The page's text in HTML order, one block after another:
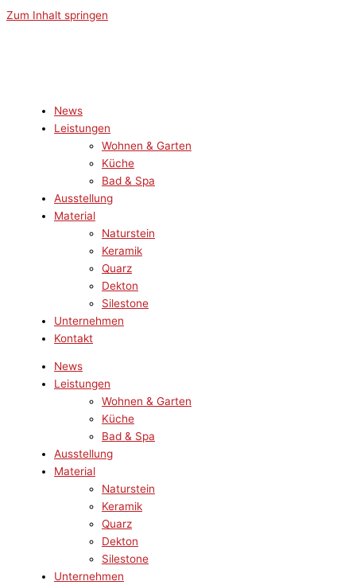
Zum Inhalt springen
News
Leistungen
Wohnen & Garten
Küche
Bad & Spa
Ausstellung
Material
Naturstein
Keramik
Quarz
Dekton
Silestone
Unternehmen
Kontakt
News
Leistungen
Wohnen & Garten
Küche
Bad & Spa
Ausstellung
Material
Naturstein
Keramik
Quarz
Dekton
Silestone
Unternehmen